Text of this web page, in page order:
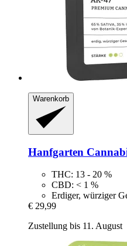
Warenkorb
Hanfgarten
THC: 13 - 20 %
CBD: < 1 %
Erdiger, würziger
€ 29,99
Zustellung bis 11. August